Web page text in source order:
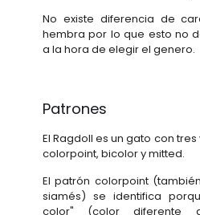
No existe diferencia de
hembra por lo que esto no
a la hora de elegir el genero.
Patrones
El Ragdoll es un gato con
colorpoint, bicolor y mitted.
El patrón colorpoint
siamés) se identifica
color" (color